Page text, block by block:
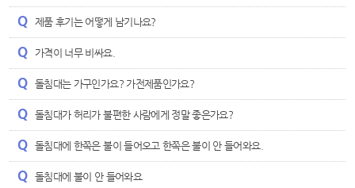
제품 후기는 어떻게 남기나요?
가격이 너무 비싸요.
돌침대는 가구인가요? 가전제품인가요?
돌침대가 허리가 불편한 사람에게 정말 좋은가요?
돌침대에 한쪽은 불이 들어오고 한쪽은 불이 안 들어와요.
돌침대에 불이 안 들어와요